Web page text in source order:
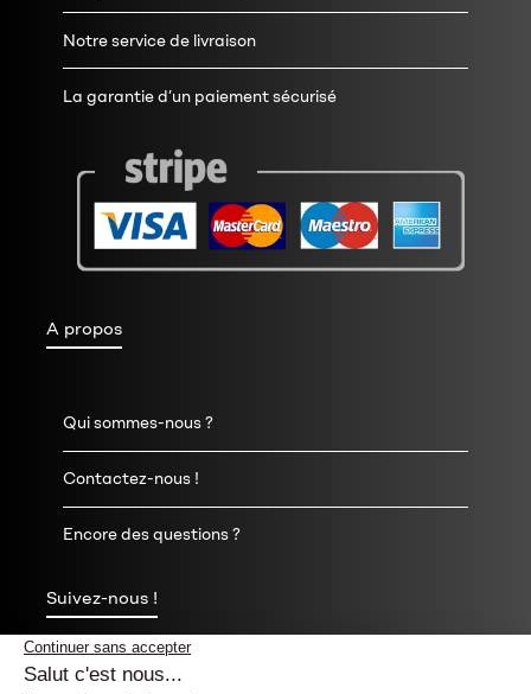
Notre service de livraison
La garantie d’un paiement sécurisé
A propos
Qui sommes-nous ?
Contactez-nous !
Encore des questions ?
Suivez-nous !